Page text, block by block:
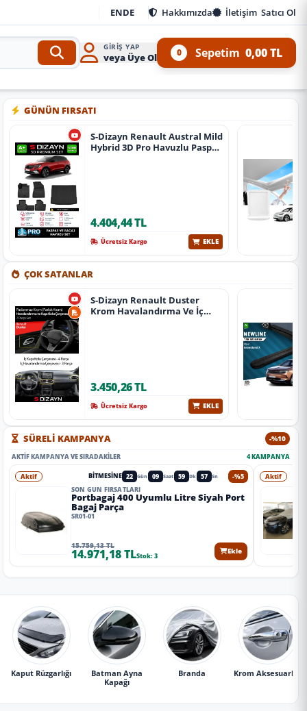
ENDE Hakkımızda İletişim Satıcı Ol
GIRIŞ YAP
veya Üye Ol 0 Sepetim 0,00 TL
GÜNÜN FIRSATI
S-Dizayn Renault Austral Mild
Hybrid 3D Pro Havuzlu Paspas
4.404,44 TL
Ücretsiz Kargo EKLE
ÇOK SATANLAR
S-Dizayn Renault Duster
Krom Havalandırma Ve İç
3.450,26 TL
Ücretsiz Kargo EKLE
SÜRELİ KAMPANYA -%10
AKTIF KAMPANYA VE SIRADAKILER 4 KAMPANYA
-%5
Aktif BITMESINE 22 Gün 09 Saat 59 Dk 55 Sn
SON GÜN FIRSATLARI
Portbagaj 400 Uyumlu Litre Siyah Port
Bagaj Parça
SR01-01
15.759,13 TL
14.971,18 TLStok: 3
Ekle
Aktif
Kaput Rüzgarlığı
Batman Ayna
Kapağı
Branda Krom Aksesuarlar